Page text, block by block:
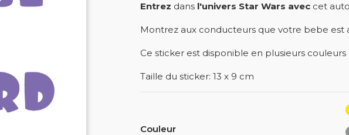
Entrez dans l'univers Star Wars avec cet
Montrez aux conducteurs que votre bebe est
Ce sticker est disponible en plusieurs
Taille du sticker: 13 x 9 cm
Couleur